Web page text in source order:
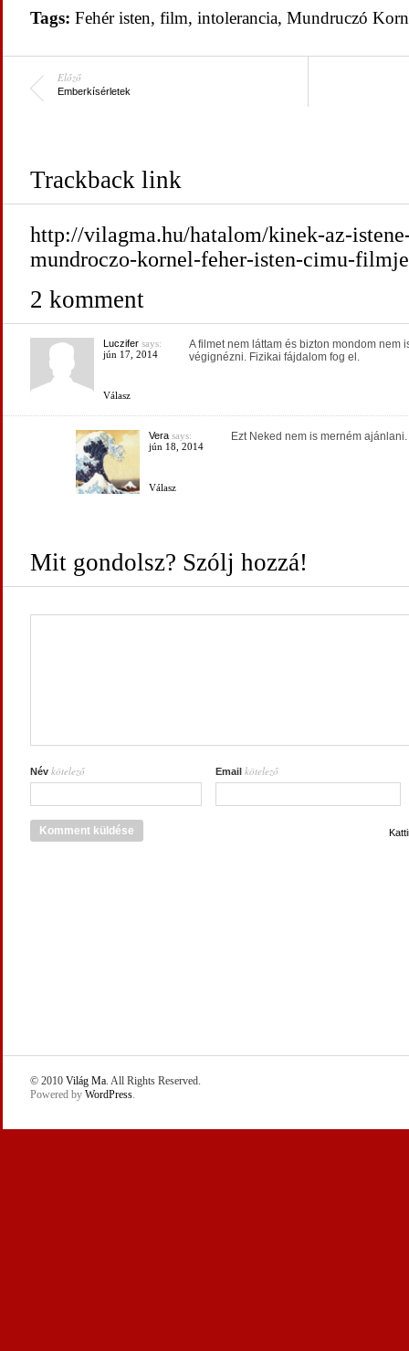
Tags: Fehér isten, film, intolerancia, Mundruczó
Előző
Emberkísérletek
Trackback link
http://vilagma.hu/hatalom/kinek-az-
mundroczo-kornel-feher-isten-cimu-
2 komment
Luczifersays:
jún 17, 2014
Válasz
A filmet nem láttam és bizton mondom nem
végignézni. Fizikai fájdalom fog el.
Verasays:
jún 18, 2014
Válasz
Ezt Neked nem is merném ajánlani.
Mit gondolsz? Szólj hozzá!
Név kötelező Email kötelező
© 2010 Világ Ma. All Rights Reserved.
Powered by WordPress.